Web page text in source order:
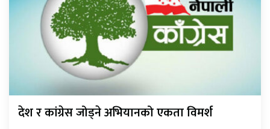
देश र कांग्रेस जोड्ने अभियानको एकता विमर्श